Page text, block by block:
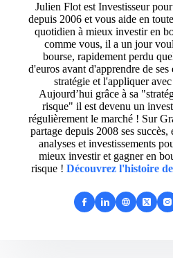
Julien Flot est Investisseur
depuis 2006 et vous aide en
quotidien à mieux investir en
comme vous, il a un jour
bourse, rapidement perdu
d'euros avant d'apprendre de ses
stratégie et l'appliquer
Aujourd’hui grâce à sa
risque" il est devenu un
régulièrement le marché ! Sur
partage depuis 2008 ses succès,
analyses et investissements
mieux investir et gagner en
risque ! Découvrez l'histoire